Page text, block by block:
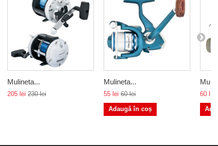
Mulineta...
205 lei 230 lei
Mulineta...
55 lei 60 lei
Adaugă în coș
60 lei